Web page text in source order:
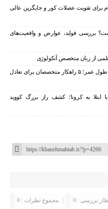
برای تقویت عضلات کور و جایگزین عالی
بررسی فواید، عوارض و واقعیت‌های
مصرف بیش از حد پروتئین و خطر کاهش طول عمر؛ ۵ راهکار متخصصان برای تعادل
به کرونا؛ کشف راز بزرگ کووید
مجموع نظرات : 0 بررسی : 0